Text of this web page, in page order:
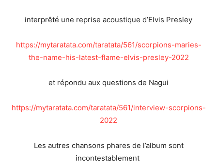
interprêté une reprise acoustique d’Elvis Presley
https://mytaratata.com/taratata/561/scorpions-maries-
the-name-his-latest-flame-elvis-presley-2022
et répondu aux questions de Nagui
https://mytaratata.com/taratata/561/interview-scorpions-
2022
Les autres chansons phares de l’album sont
incontestablement